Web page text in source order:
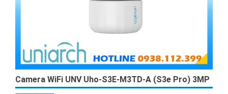
Camera WiFi UNV Uho-S3E-M3TD-A (S3e Pro) 3MP